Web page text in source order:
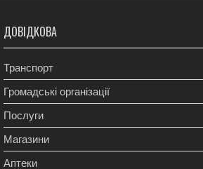
ДОВІДКОВА
Транспорт
Громадські організації
Послуги
Магазини
Аптеки